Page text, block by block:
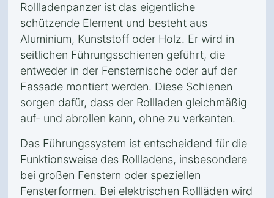
Rollladenpanzer ist das eigentliche
schützende Element und besteht aus
Aluminium, Kunststoff oder Holz. Er wird in
seitlichen Führungsschienen geführt, die
entweder in der Fensternische oder auf der
Fassade montiert werden. Diese Schienen
sorgen dafür, dass der Rollladen gleichmäßig
auf- und abrollen kann, ohne zu verkanten.
Das Führungssystem ist entscheidend für die
Funktionsweise des Rollladens, insbesondere
bei großen Fenstern oder speziellen
Fensterformen. Bei elektrischen Rollläden wird